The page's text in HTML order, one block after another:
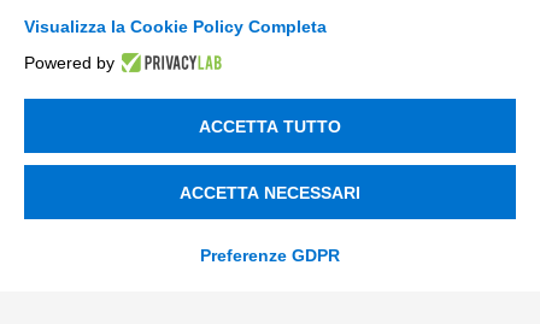
Fondi Europei
Visualizza la Cookie Policy Completa
Powered by
ACCETTA TUTTO
ACCETTA NECESSARI
Preferenze GDPR